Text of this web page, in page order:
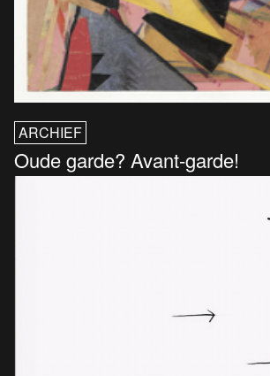
ARCHIEF
Oude garde? Avant-garde!